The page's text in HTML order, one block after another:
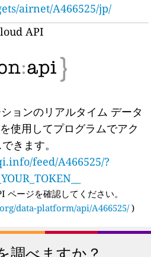
airnet/A466525/jp/
API
ョンのリアルタイム データ
使用してプログラムでアク
きます。
feed/A466525/?
ページを確認してください。
data-platform/api/A466525/)
調べますか？